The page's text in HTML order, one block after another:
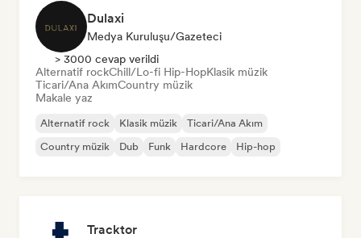
Dulaxi
Medya Kuruluşu/Gazeteci
> 3000 cevap verildi
Alternatif rockChill/Lo-fi Hip-HopKlasik müzik
Ticari/Ana AkımCountry müzik
Makale yaz
Alternatif rock Klasik müzik
Ticari/Ana Akım
Country müzik
Dub Funk Hardcore Hip-hop
Tracktor